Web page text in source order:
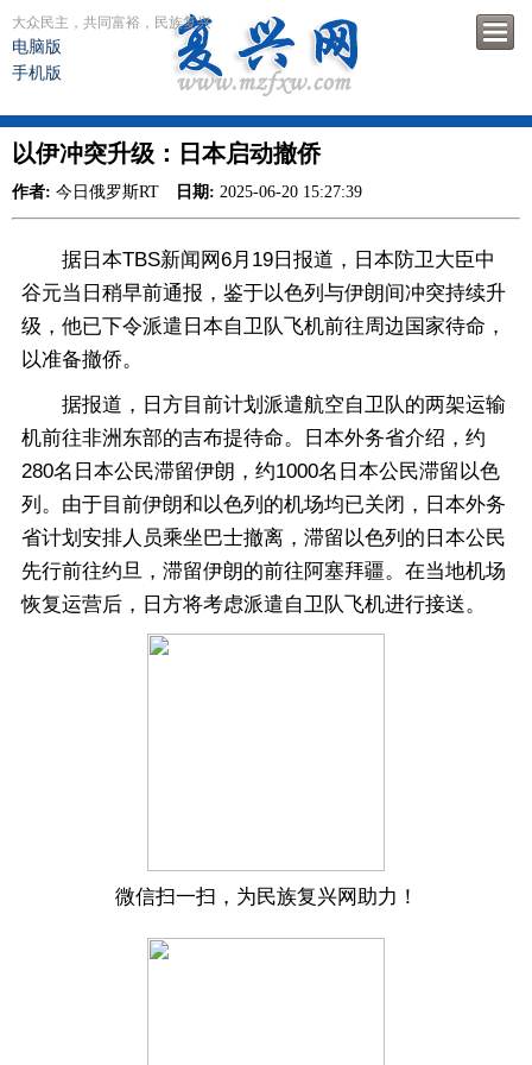
大众民主，共同富裕，民族复兴
电脑版
手机版
以伊冲突升级：日本启动撤侨
作者: 今日俄罗斯RT 日期: 2025-06-20 15:27:39
据日本TBS新闻网6月19日报道，日本防卫大臣中
谷元当日稍早前通报，鉴于以色列与伊朗间冲突持续升
级，他已下令派遣日本自卫队飞机前往周边国家待命，
以准备撤侨。
据报道，日方目前计划派遣航空自卫队的两架运输
机前往非洲东部的吉布提待命。日本外务省介绍，约
280名日本公民滞留伊朗，约1000名日本公民滞留以色
列。由于目前伊朗和以色列的机场均已关闭，日本外务
省计划安排人员乘坐巴士撤离，滞留以色列的日本公民
先行前往约旦，滞留伊朗的前往阿塞拜疆。在当地机场
恢复运营后，日方将考虑派遣自卫队飞机进行接送。
微信扫一扫，为民族复兴网助力！